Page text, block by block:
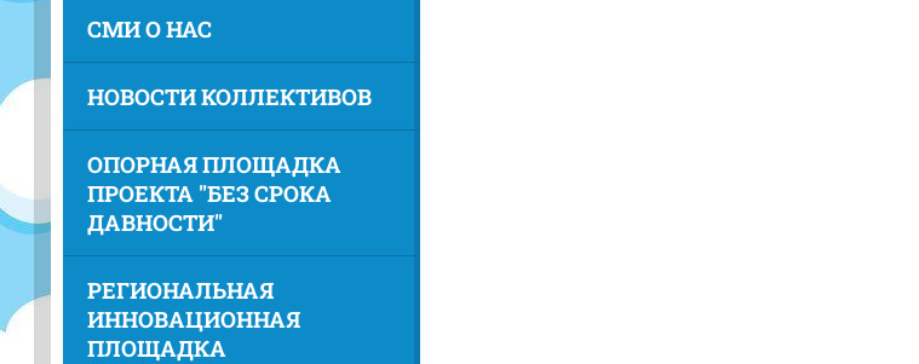
СМИ О НАС
НОВОСТИ КОЛЛЕКТИВОВ
ОПОРНАЯ ПЛОЩАДКА
ПРОЕКТА "БЕЗ СРОКА
ДАВНОСТИ"
РЕГИОНАЛЬНАЯ
ИННОВАЦИОННАЯ
ПЛОЩАДКА